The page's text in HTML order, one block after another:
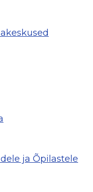
ja Õpilastele